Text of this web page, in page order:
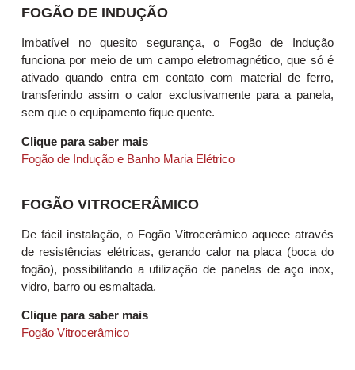
FOGÃO DE INDUÇÃO
Imbatível no quesito segurança, o Fogão de Indução
funciona por meio de um campo eletromagnético, que só é
ativado quando entra em contato com material de ferro,
transferindo assim o calor exclusivamente para a panela,
sem que o equipamento fique quente.
Clique para saber mais
Fogão de Indução e Banho Maria Elétrico
FOGÃO VITROCERÂMICO
De fácil instalação, o Fogão Vitrocerâmico aquece através
de resistências elétricas, gerando calor na placa (boca do
fogão), possibilitando a utilização de panelas de aço inox,
vidro, barro ou esmaltada.
Clique para saber mais
Fogão Vitrocerâmico